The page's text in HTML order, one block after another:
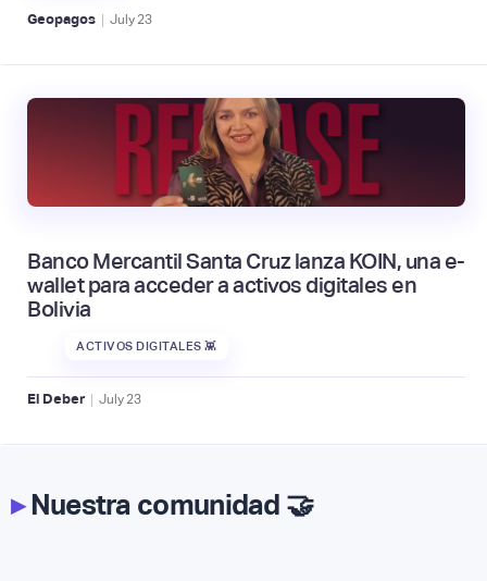
Geopagos | July 23
Banco Mercantil Santa Cruz lanza KOIN, una e-
wallet para acceder a activos digitales en
Bolivia
ACTIVOS DIGITALES 👾
El Deber | July 23
▸Nuestra comunidad 🤝